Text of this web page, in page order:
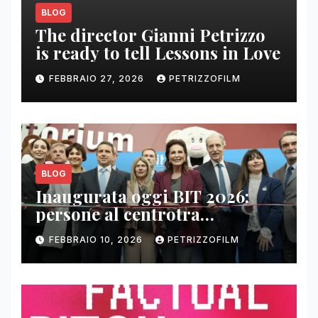
BLOG
The director Gianni Petrizzo
is ready to tell Lessons in Love
FEBBRAIO 27, 2026 PETRIZZOFILM
BLOG
Inaugurata oggi BIT 2026:
persone al centrotra
contenuti, relazioni e business
FEBBRAIO 10, 2026 PETRIZZOFILM